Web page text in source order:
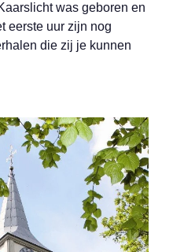
was geboren en
eerste uur zijn nog
die zij je kunnen